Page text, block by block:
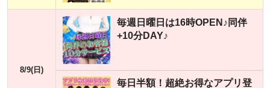
8/9(日)
毎週日曜日は16時OPEN♪同伴
+10分DAY♪
毎日半額！超絶お得なアプリ登